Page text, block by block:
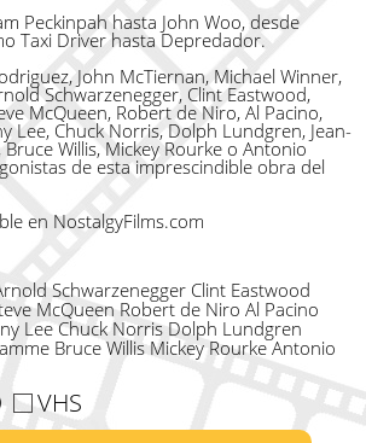
Peckinpah hasta John Woo, desde
Taxi Driver hasta Depredador.
John McTiernan, Michael Winner,
Schwarzenegger, Clint Eastwood,
McQueen, Robert de Niro, Al Pacino,
Lee, Chuck Norris, Dolph Lundgren, Jean-
Willis, Mickey Rourke o Antonio
de esta imprescindible obra del
en NostalgyFilms.com
Schwarzenegger Clint Eastwood
McQueen Robert de Niro Al Pacino
Lee Chuck Norris Dolph Lundgren
Bruce Willis Mickey Rourke Antonio
VHS